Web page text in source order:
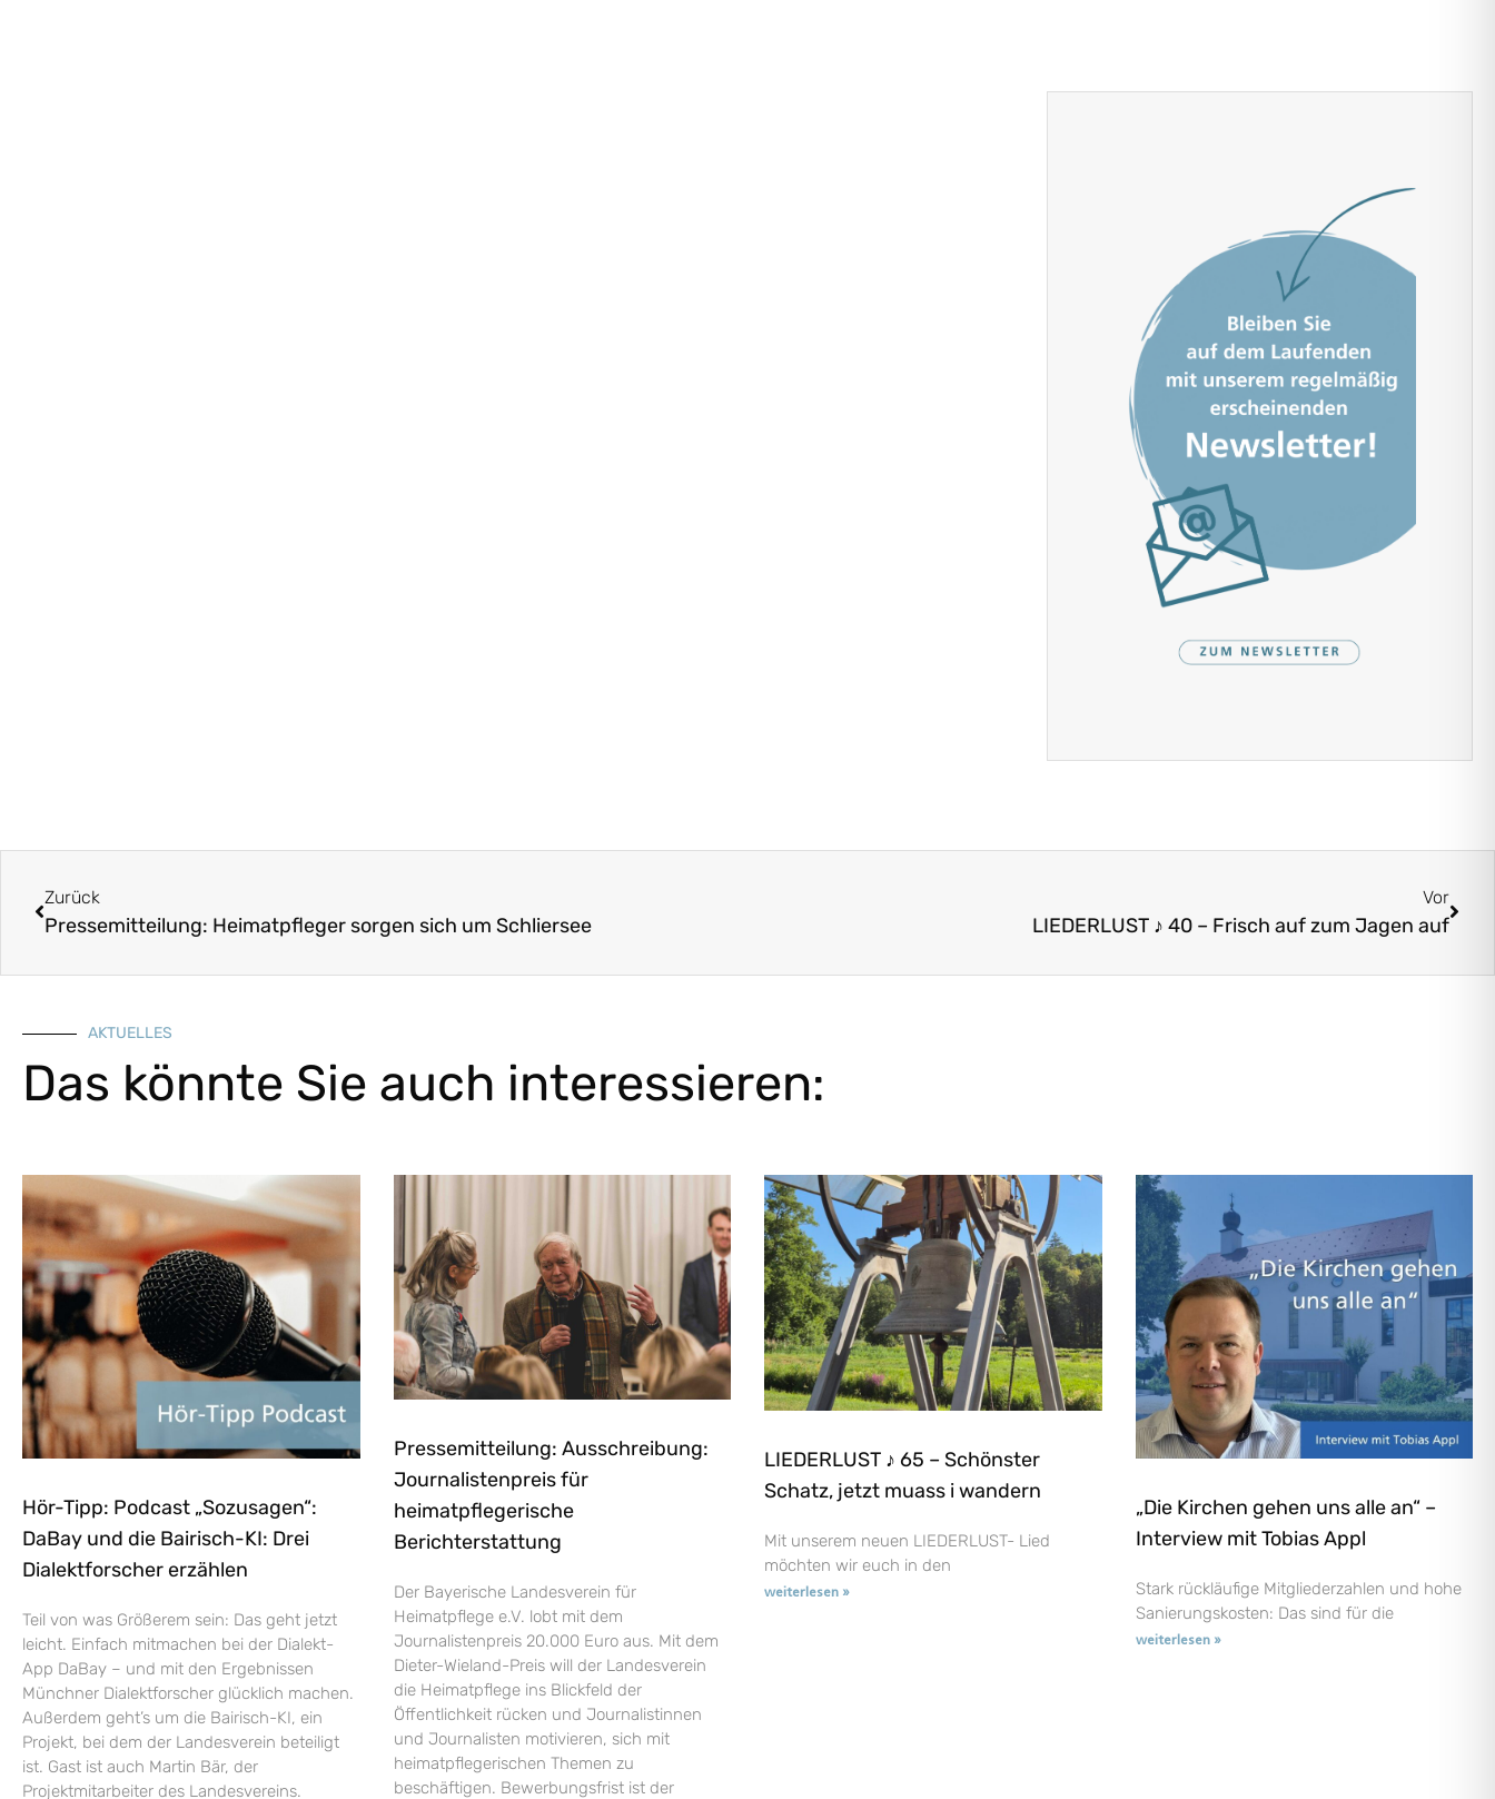
Zurück
Pressemitteilung: Heimatpfleger sorgen sich um Schliersee
Vor
LIEDERLUST ♪ 40 – Frisch auf zum Jagen auf
AKTUELLES
Das könnte Sie auch interessieren:
Hör-Tipp: Podcast „Sozusagen“:
DaBay und die Bairisch-KI: Drei
Dialektforscher erzählen
Teil von was Größerem sein: Das geht jetzt
leicht. Einfach mitmachen bei der Dialekt-
App DaBay – und mit den Ergebnissen
Münchner Dialektforscher glücklich machen.
Außerdem geht’s um die Bairisch-KI, ein
Projekt, bei dem der Landesverein beteiligt
ist. Gast ist auch Martin Bär, der
Projektmitarbeiter des Landesvereins.
Pressemitteilung: Ausschreibung:
Journalistenpreis für
heimatpflegerische
Berichterstattung
Der Bayerische Landesverein für
Heimatpflege e.V. lobt mit dem
Journalistenpreis 20.000 Euro aus. Mit dem
Dieter-Wieland-Preis will der Landesverein
die Heimatpflege ins Blickfeld der
Öffentlichkeit rücken und Journalistinnen
und Journalisten motivieren, sich mit
heimatpflegerischen Themen zu
beschäftigen. Bewerbungsfrist ist der
LIEDERLUST ♪ 65 – Schönster
Schatz, jetzt muass i wandern
Mit unserem neuen LIEDERLUST- Lied
möchten wir euch in den
weiterlesen »
„Die Kirchen gehen uns alle an“ –
Interview mit Tobias Appl
Stark rückläufige Mitgliederzahlen und hohe
Sanierungskosten: Das sind für die
weiterlesen »